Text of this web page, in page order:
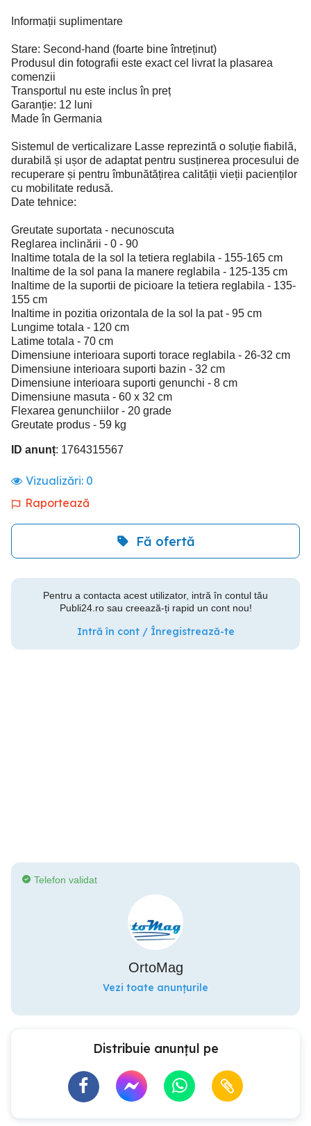
Informații suplimentare
Stare: Second-hand (foarte bine întreținut)
Produsul din fotografii este exact cel livrat la plasarea
comenzii
Transportul nu este inclus în preț
Garanție: 12 luni
Made în Germania
Sistemul de verticalizare Lasse reprezintă o soluție fiabilă,
durabilă și ușor de adaptat pentru susținerea procesului de
recuperare și pentru îmbunătățirea calității vieții pacienților
cu mobilitate redusă.
Date tehnice:
Greutate suportata - necunoscuta
Reglarea inclinării - 0 - 90
Inaltime totala de la sol la tetiera reglabila - 155-165 cm
Inaltime de la sol pana la manere reglabila - 125-135 cm
Inaltime de la suportii de picioare la tetiera reglabila - 135-
155 cm
Inaltime in pozitia orizontala de la sol la pat - 95 cm
Lungime totala - 120 cm
Latime totala - 70 cm
Dimensiune interioara suporti torace reglabila - 26-32 cm
Dimensiune interioara suporti bazin - 32 cm
Dimensiune interioara suporti genunchi - 8 cm
Dimensiune masuta - 60 x 32 cm
Flexarea genunchiilor - 20 grade
Greutate produs - 59 kg
ID anunț: 1764315567
Vizualizări: 0
Raportează
Fă ofertă
Pentru a contacta acest utilizator, intră în contul tău
Publi24.ro sau creează-ți rapid un cont nou!
Intră în cont / Înregistrează-te
Telefon validat
OrtoMag
Vezi toate anunțurile
Distribuie anunțul pe